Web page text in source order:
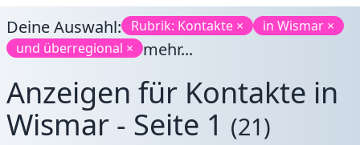
Deine Auswahl: Rubrik: Kontakte ×
in Wismar ×
und überregional ×
mehr...
Anzeigen für Kontakte in
Wismar - Seite 1 (21)